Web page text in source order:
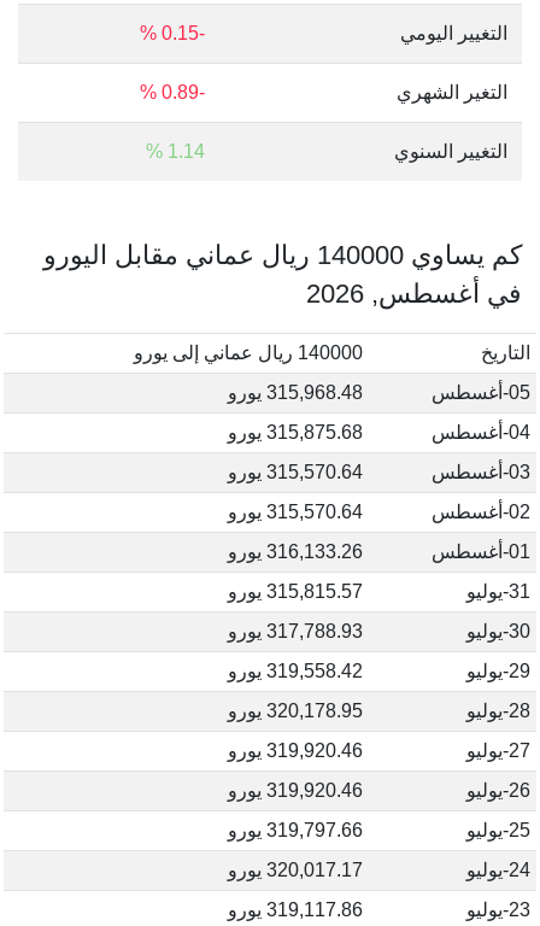
التغيير اليومي -0.15 %
التغير الشهري -0.89 %
التغيير السنوي 1.14 %
كم يساوي 140000 ريال عماني مقابل اليورو
في أغسطس, 2026
التاريخ
140000 ريال عماني إلى يورو
05-أغسطس
315,968.48 يورو
04-أغسطس
315,875.68 يورو
03-أغسطس
315,570.64 يورو
02-أغسطس
315,570.64 يورو
01-أغسطس
316,133.26 يورو
31-يوليو
315,815.57 يورو
30-يوليو
317,788.93 يورو
29-يوليو
319,558.42 يورو
28-يوليو
320,178.95 يورو
27-يوليو
319,920.46 يورو
26-يوليو
319,920.46 يورو
25-يوليو
319,797.66 يورو
24-يوليو
320,017.17 يورو
23-يوليو
319,117.86 يورو